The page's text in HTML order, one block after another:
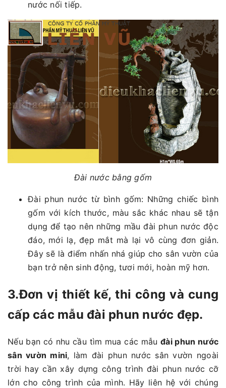
nước nối tiếp.
Đài nước bằng gốm
Đài phun nước từ bình gốm: Những chiếc bình
gốm với kích thước, màu sắc khác nhau sẽ tận
dụng để tạo nên những mầu đài phun nước độc
đáo, mới lạ, đẹp mắt mà lại vô cùng đơn giản.
Đây sẽ là điểm nhấn nhá giúp cho sân vườn của
bạn trở nên sinh động, tươi mới, hoàn mỹ hơn.
3.Đơn vị thiết kế, thi công và cung
cấp các mẫu đài phun nước đẹp.
Nếu bạn có nhu cầu tìm mua các mẫuđài phun nước
sân vườn mini, làm đài phun nước sân vườn ngoài
trời hay cần xây dựng công trình đài phun nước cỡ
lớn cho công trình của mình. Hãy liên hệ với chúng